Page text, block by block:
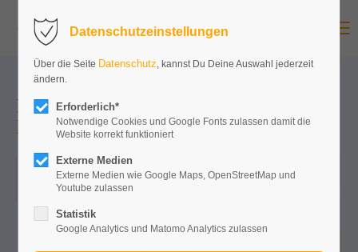
Mallorcapartys Deutschland
Partyschiff
20.05.2023, 14:00
ORT: WEISSE FLOTTE HEIDELBERG
Datenschutzeinstellungen
Über die Seite Datenschutz, kannst Du Deine Auswahl jederzeit
ändern.
Erforderlich*
Notwendige Cookies und Google Fonts zulassen damit die
Website korrekt funktioniert
Externe Medien
Externe Medien wie Google Maps, OpenStreetMap und
Youtube zulassen
Statistik
Google Analytics und Matomo Analytics zulassen